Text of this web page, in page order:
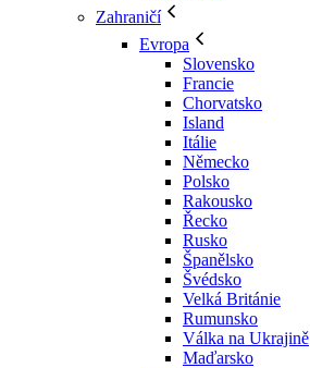
Zahraničí
Evropa
Slovensko
Francie
Chorvatsko
Island
Itálie
Německo
Polsko
Rakousko
Řecko
Rusko
Španělsko
Švédsko
Velká Británie
Rumunsko
Válka na Ukrajině
Maďarsko